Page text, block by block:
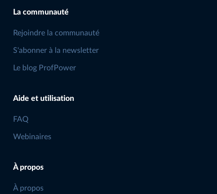
La communauté
Rejoindre la communauté
S'abonner à la newsletter
Le blog ProfPower
Aide et utilisation
FAQ
Webinaires
À propos
À propos